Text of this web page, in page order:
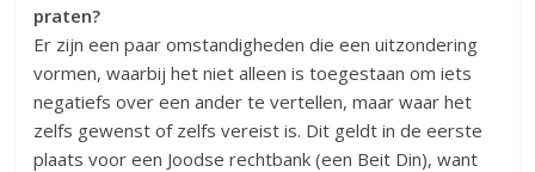
praten?
Er zijn een paar omstandigheden die een uitzondering
vormen, waarbij het niet alleen is toegestaan om iets
negatiefs over een ander te vertellen, maar waar het
zelfs gewenst of zelfs vereist is. Dit geldt in de eerste
plaats voor een Joodse rechtbank (een Beit Din), want